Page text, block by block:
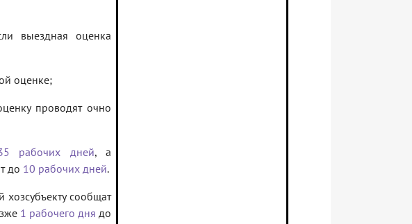
выездная оценка
оценке;
проводят очно
рабочих дней, а
до 10 рабочих дней.
сообщат
1 рабочего дня до